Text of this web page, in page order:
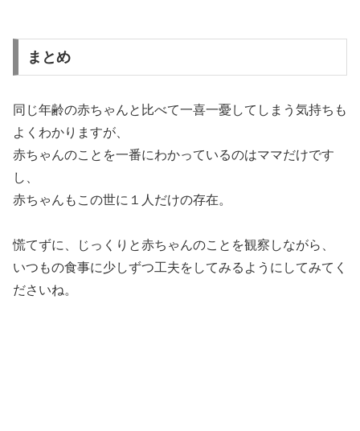
まとめ
同じ年齢の赤ちゃんと比べて一喜一憂してしまう気持ちも
よくわかりますが、
赤ちゃんのことを一番にわかっているのはママだけです
し、
赤ちゃんもこの世に１人だけの存在。
慌てずに、じっくりと赤ちゃんのことを観察しながら、
いつもの食事に少しずつ工夫をしてみるようにしてみてく
ださいね。